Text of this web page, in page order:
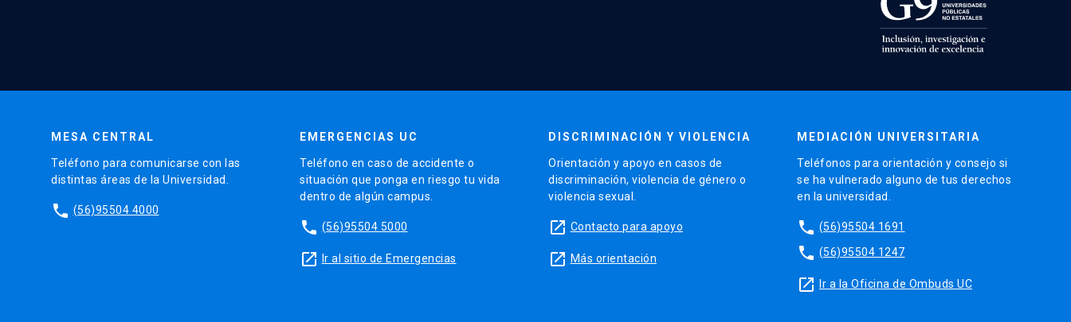
MESA CENTRAL
Teléfono para comunicarse con las
distintas áreas de la Universidad.
phone (56)95504 4000
EMERGENCIAS UC
Teléfono en caso de accidente o
situación que ponga en riesgo tu vida
dentro de algún campus.
phone (56)95504 5000
launch Ir al sitio de Emergencias
DISCRIMINACIÓN Y VIOLENCIA
Orientación y apoyo en casos de
discriminación, violencia de género o
violencia sexual.
launch Contacto para apoyo
launch Más orientación
MEDIACIÓN UNIVERSITARIA
Teléfonos para orientación y consejo si
se ha vulnerado alguno de tus derechos
en la universidad.
phone (56)95504 1691
phone (56)95504 1247
launch Ir a la Oficina de Ombuds UC